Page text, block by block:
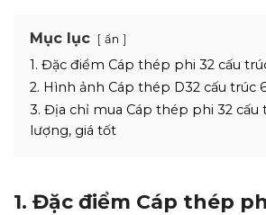
Mục lục ẩn
1. Đặc điểm Cáp thép phi 32 cấu
2. Hình ảnh Cáp thép D32 cấu trúc
3. Địa chỉ mua Cáp thép phi 32 cấu
lượng, giá tốt
1. Đặc điểm Cáp thép